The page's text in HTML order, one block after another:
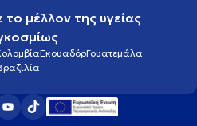
μέλλον της υγείας
ΕκουαδόρΓουατεμάλα